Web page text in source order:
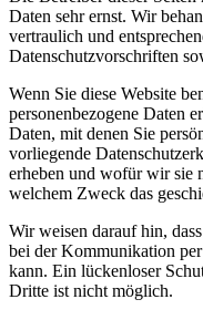
Daten sehr ernst. Wir
vertraulich und
Datenschutzvorschriften
Wenn Sie diese Website
personenbezogene Daten
Daten, mit denen Sie
vorliegende
erheben und wofür wir sie
welchem Zweck das
Wir weisen darauf hin,
bei der Kommunikation
kann. Ein lückenloser
Dritte ist nicht möglich.